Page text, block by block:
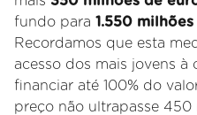
fundo para 1.550
Recordamos que esta
acesso dos mais jovens à
financiar até 100% do
preço não ultrapasse 450